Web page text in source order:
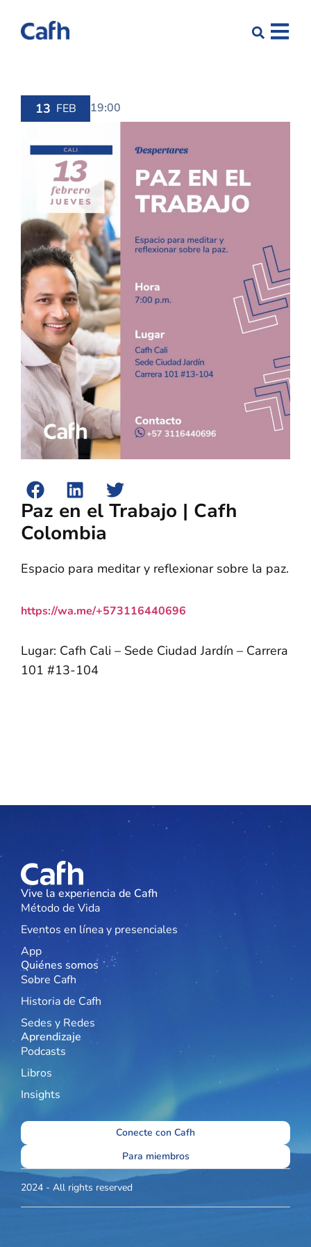
13 FEB 19:00
Paz en el Trabajo | Cafh
Colombia
Espacio para meditar y reflexionar sobre la paz.
https://wa.me/+573116440696
Lugar: Cafh Cali – Sede Ciudad Jardín – Carrera
101 #13-104
Vive la experiencia de Cafh
Método de Vida
Eventos en línea y presenciales
App
Quiénes somos
Sobre Cafh
Historia de Cafh
Sedes y Redes
Aprendizaje
Podcasts
Libros
Insights
Conecte con Cafh
Para miembros
2024 - All rights reserved